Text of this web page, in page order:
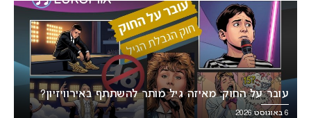
עובר על החוק: מאיזה גיל מותר להשתתף באירוויזיון?
6 באוגוסט 2026